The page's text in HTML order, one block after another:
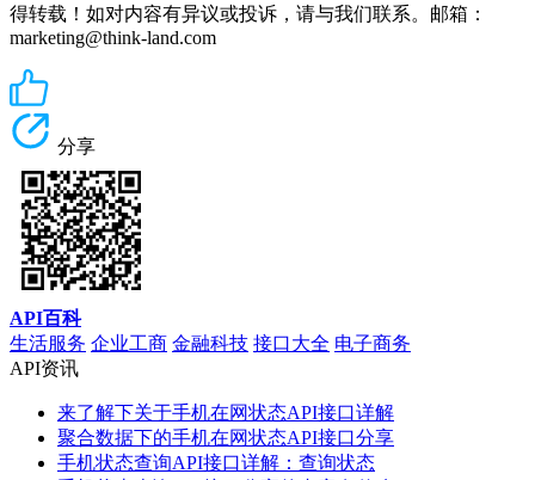
得转载！如对内容有异议或投诉，请与我们联系。邮箱：
marketing@think-land.com
分享
API百科
生活服务 企业工商 金融科技 接口大全 电子商务
API资讯
来了解下关于手机在网状态API接口详解
聚合数据下的手机在网状态API接口分享
手机状态查询API接口详解：查询状态